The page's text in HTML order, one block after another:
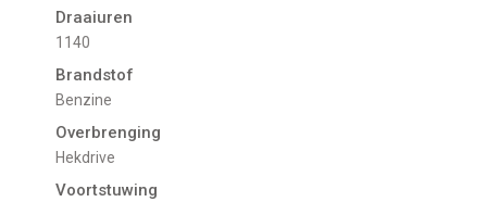
Draaiuren
1140
Brandstof
Benzine
Overbrenging
Hekdrive
Voortstuwing